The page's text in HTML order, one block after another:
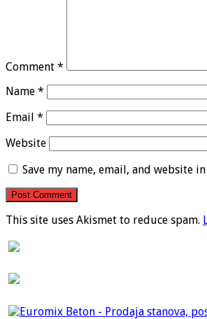
Comment *
Name *
Email *
Website
Save my name, email, and website
This site uses Akismet to reduce spam.